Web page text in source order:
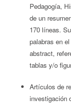
Pedagogía,
de un
170 líneas.
palabras en
abstract,
tablas y/o
Artículos de
investigación